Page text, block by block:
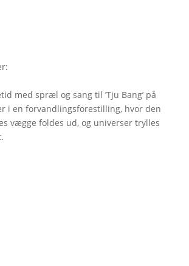
:
med spræl og sang til ’Tju Bang’ på
i en forvandlingsforestilling, hvor den
vægge foldes ud, og universer trylles